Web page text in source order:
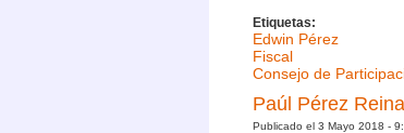
Etiquetas:
Edwin Pérez
Fiscal
Consejo de
Paúl Pérez
Publicado el 3 Mayo 2018 -